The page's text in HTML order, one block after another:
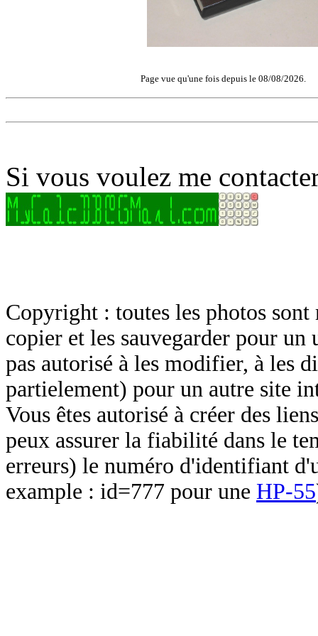
Page vue qu'une fois depuis le 08/08/2026.
Si vous voulez me
Copyright : toutes les photos sont
copier et les sauvegarder pour un
pas autorisé à les modifier, à les
partielement) pour un autre site
Vous êtes autorisé à créer des
peux assurer la fiabilité dans le
erreurs) le numéro d'identifiant
example : id=777 pour une HP-55